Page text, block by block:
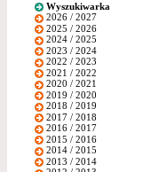
Wyszukiwarka
2026 / 2027
2025 / 2026
2024 / 2025
2023 / 2024
2022 / 2023
2021 / 2022
2020 / 2021
2019 / 2020
2018 / 2019
2017 / 2018
2016 / 2017
2015 / 2016
2014 / 2015
2013 / 2014